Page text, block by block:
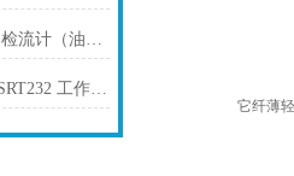
Shinagawa Sokkil品川检流计（油用）FI-50
表面粗糙度仪 DB22-SRT232 工作原理
它纤薄